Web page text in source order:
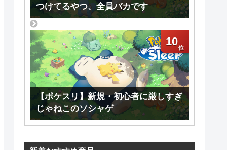
つけてるやつ、全員バカです
10
【ポケスリ】新規・初心者に厳しすぎ
じゃねこのソシャゲ